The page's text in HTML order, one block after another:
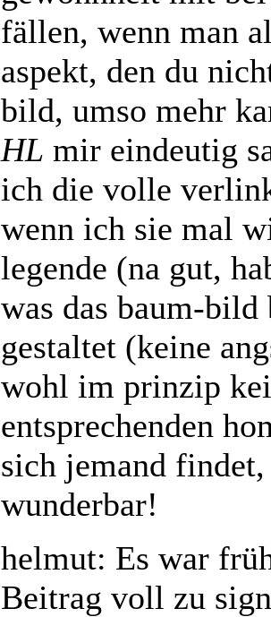
fällen, wenn man
aspekt, den du
bild, umso mehr
HL mir eindeutig
ich die volle
wenn ich sie mal
legende (na gut,
was das baum-
gestaltet (keine
wohl im prinzip
entsprechenden
sich jemand
wunderbar!
helmut: Es war
Beitrag voll zu